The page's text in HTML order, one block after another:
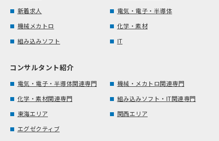
新着求人
電気・電子・半導体
機械メカトロ
化学・素材
組み込みソフト
IT
コンサルタント紹介
電気・電子・半導体関連専門
機械・メカトロ関連専門
化学・素材関連専門
組み込みソフト・IT関連専門
東海エリア
関西エリア
エグゼクティブ